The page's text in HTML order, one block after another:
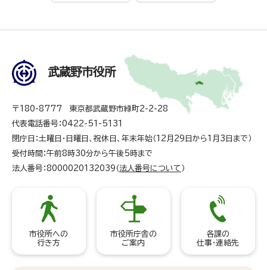
武蔵野市役所
〒180-8777 東京都武蔵野市緑町2-2-28
代表電話番号：0422-51-5131
閉庁日：土曜日・日曜日、祝休日、年末年始（12月29日から1月3日まで）
受付時間：午前8時30分から午後5時まで
法人番号：8000020132039（ 法人番号について ）
市役所への
行き方
市役所庁舎の
ご案内
各課の
仕事・連絡先